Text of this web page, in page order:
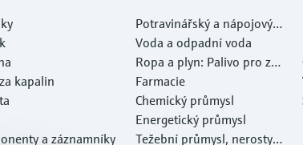
kapalin
a záznamníky
Potravinářský a nápojový p
růmysl
Voda a odpadní voda
Ropa a plyn: Palivo pro za
myšlení
Farmacie
Chemický průmysl
Energetický průmysl
Težební průmysl, nerosty a